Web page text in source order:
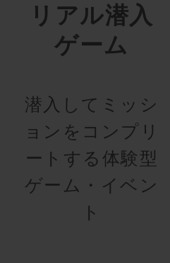
リアル潜入
ゲーム
潜入してミッシ
ョンをコンプリ
ートする体験型
ゲーム・イベン
ト